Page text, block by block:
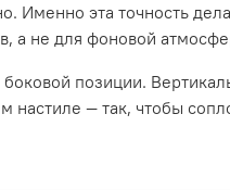
Именно эта точность
а не для фоновой
позиции.
настиле — так, чтобы